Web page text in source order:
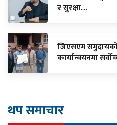
र सुरक्षा…
जिएसएम
कार्यान्वयनमा
थप समाचार